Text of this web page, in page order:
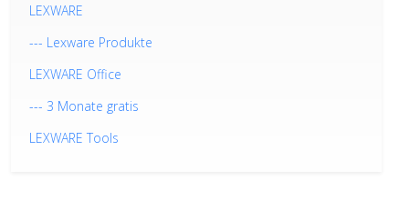
LEXWARE
--- Lexware Produkte
LEXWARE Office
--- 3 Monate gratis
LEXWARE Tools